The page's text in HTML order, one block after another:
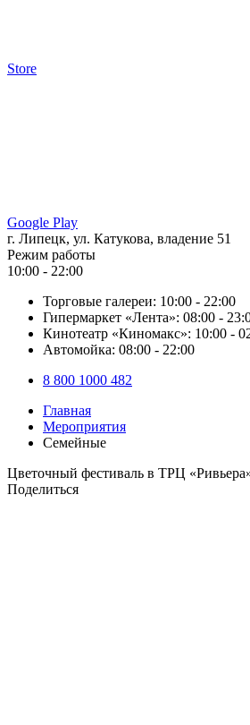
Store
Google Play
г. Липецк, ул. Катукова, владение 51
Режим работы
10:00 - 22:00
Торговые галереи: 10:00 - 22:00
Гипермаркет «Лента»: 08:00 -
Кинотеатр «Киномакс»: 10:00 -
Автомойка: 08:00 - 22:00
8 800 1000 482
Главная
Мероприятия
Семейные
Цветочный фестиваль в ТРЦ
Поделиться